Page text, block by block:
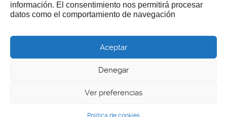
información. El consentimiento nos permitirá procesar
datos como el comportamiento de navegación
Aceptar
Denegar
Ver preferencias
Política de cookies
¿Nos invitas a un cafecillo?
Si te gusta nuestra web puedes echar limosna a estos